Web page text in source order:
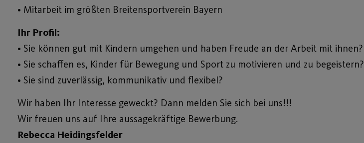
• Mitarbeit im größten Breitensportverein Bayern
Ihr Profil:
• Sie können gut mit Kindern umgehen und haben Freude an der Arbeit mit ihnen?
• Sie schaffen es, Kinder für Bewegung und Sport zu motivieren und zu begeistern?
• Sie sind zuverlässig, kommunikativ und flexibel?
Wir haben Ihr Interesse geweckt? Dann melden Sie sich bei uns!!!
Wir freuen uns auf Ihre aussagekräftige Bewerbung.
Rebecca Heidingsfelder